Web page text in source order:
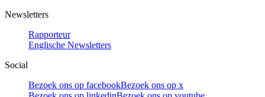
Newsletters
Rapporteur
Englische Newsletters
Social
Bezoek ons op facebookBezoek ons op x